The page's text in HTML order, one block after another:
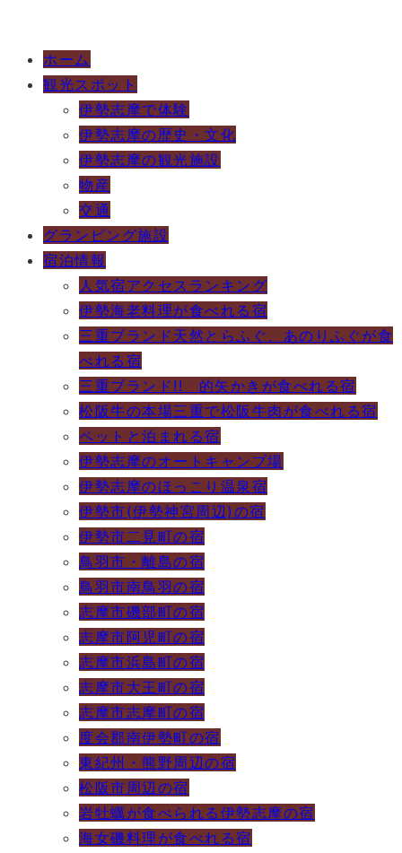
ホーム
観光スポット
伊勢志摩で体験
伊勢志摩の歴史・文化
伊勢志摩の観光施設
物産
交通
グランピング施設
宿泊情報
人気宿アクセスランキング
伊勢海老料理が食べれる宿
三重ブランド天然とらふぐ、あのりふぐが食
べれる宿
三重ブランド!! 的矢かきが食べれる宿
松阪牛の本場三重で松阪牛肉が食べれる宿
ペットと泊まれる宿
伊勢志摩のオートキャンプ場
伊勢志摩のほっこり温泉宿
伊勢市(伊勢神宮周辺)の宿
伊勢市二見町の宿
鳥羽市・離島の宿
鳥羽市南鳥羽の宿
志摩市磯部町の宿
志摩市阿児町の宿
志摩市浜島町の宿
志摩市大王町の宿
志摩市志摩町の宿
度会郡南伊勢町の宿
東紀州・熊野周辺の宿
松阪市周辺の宿
岩牡蠣が食べられる伊勢志摩の宿
海女磯料理が食べれる宿